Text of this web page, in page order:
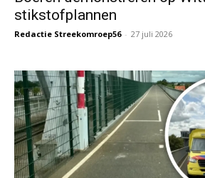
stikstofplannen
Redactie Streekomroep56 - 27 juli 2026